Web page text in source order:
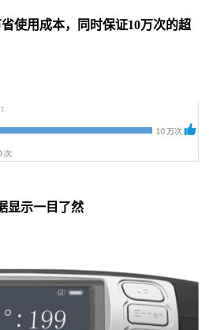
使用成本，同时保证10万次的超
显示一目了然